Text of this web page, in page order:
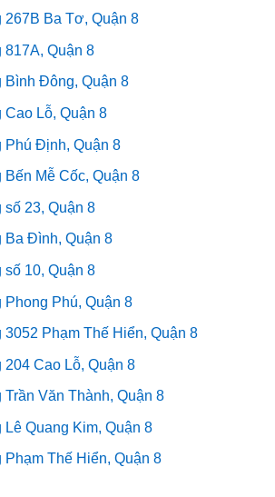
Ba Tơ, Quận 8
Quận 8
Đông, Quận 8
Lỗ, Quận 8
Định, Quận 8
Mễ Cốc, Quận 8
23, Quận 8
Đình, Quận 8
10, Quận 8
Phú, Quận 8
Phạm Thế Hiển, Quận 8
Cao Lỗ, Quận 8
Văn Thành, Quận 8
Quang Kim, Quận 8
Thế Hiển, Quận 8